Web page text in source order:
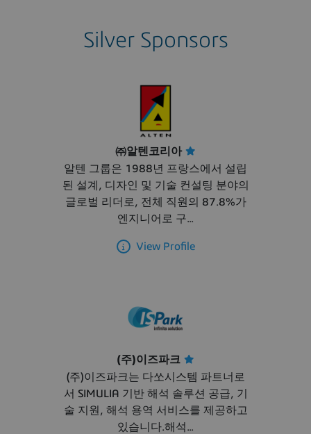
Silver Sponsors
㈜알텐코리아
알텐 그룹은 1988년 프랑스에서 설립
된 설계, 디자인 및 기술 컨설팅 분야의
글로벌 리더로, 전체 직원의 87.8%가
엔지니어로 구...
View Profile
(주)이즈파크
(주)이즈파크는 다쏘시스템 파트너로
서 SIMULIA 기반 해석 솔루션 공급, 기
술 지원, 해석 용역 서비스를 제공하고
있습니다.해석...